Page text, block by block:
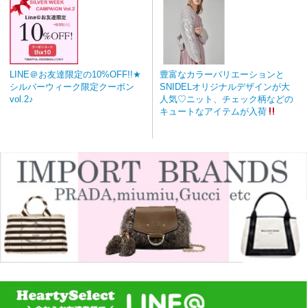
LINE＠お友達限定の10%OFF!!★
シルバーウィーク限定クーポン
vol.2♪
豊富なカラーバリエーションと
SNIDELオリジナルデザインが大
人気♡ニット、チェック柄などの
キュートなアイテムが入荷